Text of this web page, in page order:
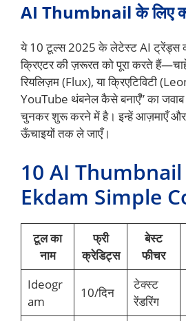
AI Thumbnail के लिए
ये 10 टूल्स 2025 के लेटेस्ट AI ट्रेंड्स
क्रिएटर की ज़रूरत को पूरा करते
रियलिज़म (Flux), या क्रिएटिविटी
YouTube थंबनेल कैसे बनाएँ” का
चुनकर शुरू करने में है। इन्हें आज़माएँ
ऊँचाइयों तक ले जाएँ।
10 AI
Ekdam Simple
टूल का
नाम
फ्री
क्रेडिट्स
बेस्ट
फीचर
Ideogr
am
10/दिन
टेक्स्ट
रेंडरिंग